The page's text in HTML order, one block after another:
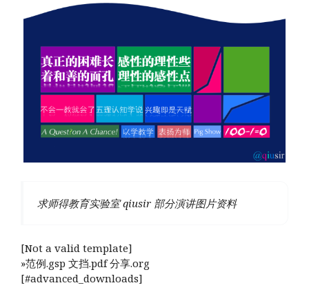
求师得教育实验室 qiusir 部分演讲图片资料
[Not a valid template]
»范例.gsp 文挡.pdf 分享.org
[#advanced_downloads]